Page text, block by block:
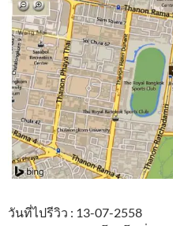
วันที่ไปรีวิว : 13-07-2558